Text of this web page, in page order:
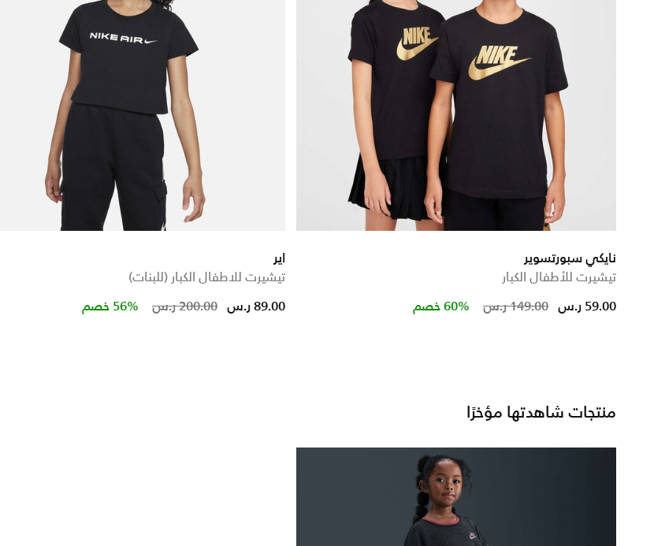
نايكي سبورتسوير
تيشيرت للأطفال الكبار
Price reduced 149.00 ر.س to
59.00 ر.س 60% خصم
اير
تيشيرت للاطفال الكبار (للبنات)
Price reduced from 200.00 ر.س to
89.00 ر.س 56% خصم
منتجات شاهدتها مؤخرًا